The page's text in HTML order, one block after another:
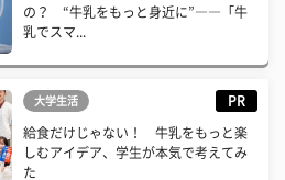
の？ “牛乳をもっと身近に”――「牛
乳でスマ...
大学生活 PR
給食だけじゃない！ 牛乳をもっと楽
しむアイデア、学生が本気で考えてみ
た